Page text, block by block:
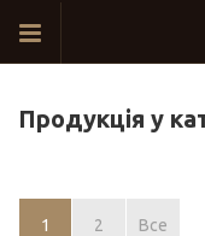
Продукція у
1 2 Все